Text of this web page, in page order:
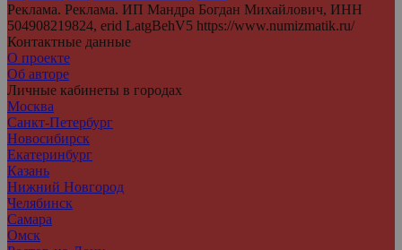
Реклама. Реклама. ИП Мандра Богдан Михайлович, ИНН
504908219824, erid LatgBehV5 https://www.numizmatik.ru/
Контактные данные
О проекте
Об авторе
Личные кабинеты в городах
Москва
Санкт-Петербург
Новосибирск
Екатеринбург
Казань
Нижний Новгород
Челябинск
Самара
Омск